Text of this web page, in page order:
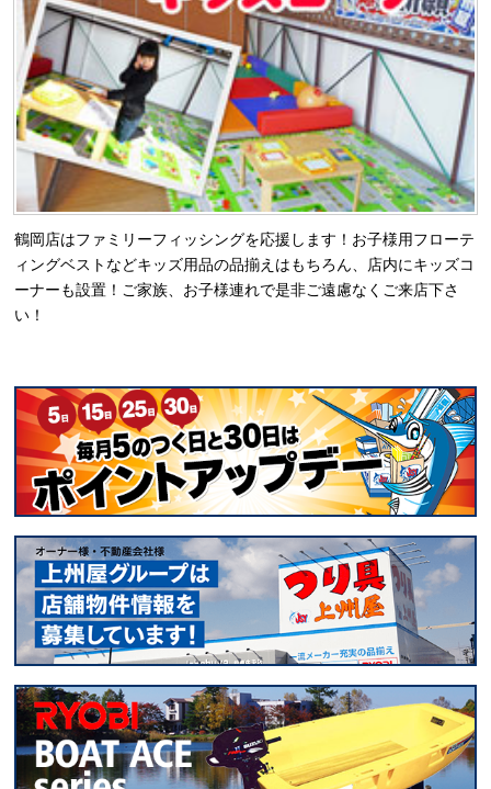
鶴岡店はファミリーフィッシングを応援します！お子様用フローテ
ィングベストなどキッズ用品の品揃えはもちろん、店内にキッズコ
ーナーも設置！ご家族、お子様連れで是非ご遠慮なくご来店下さ
い！